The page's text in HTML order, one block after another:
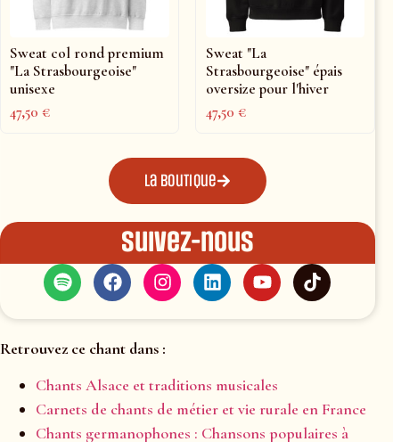
Sweat col rond premium
"La Strasbourgeoise"
unisexe
47,50€
Sweat "La
Strasbourgeoise" épais
oversize pour l'hiver
47,50€
La boutique
Suivez-nous
Retrouvez ce chant dans :
Chants Alsace et traditions musicales
Carnets de chants de métier et vie rurale en France
Chants germanophones : Chansons populaires à